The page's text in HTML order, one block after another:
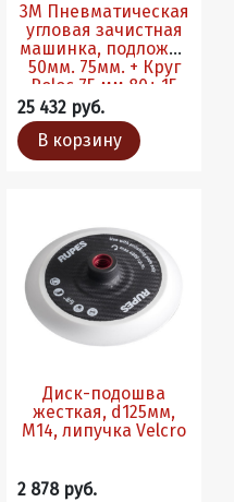
3М Пневматическая
угловая зачистная
машинка, подложки
50мм. 75мм. + Круг
Roloc 75 мм 80+ 15
шт.
25 432 руб.
В корзину
Диск-подошва
жесткая, d125мм,
М14, липучка Velcro
2 878 руб.